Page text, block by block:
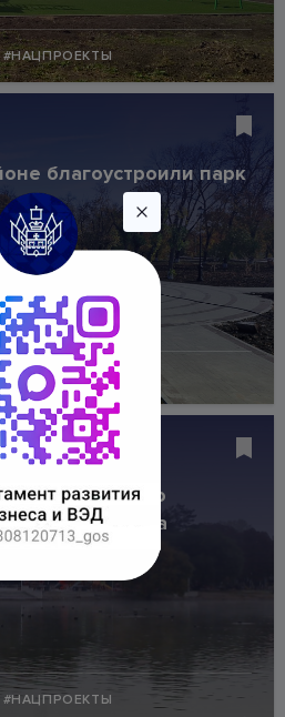
#НАЦПРОЕКТЫ
благоустроили парк
#НАЦПРОЕКТЫ
Круглого озера
#НАЦПРОЕКТЫ